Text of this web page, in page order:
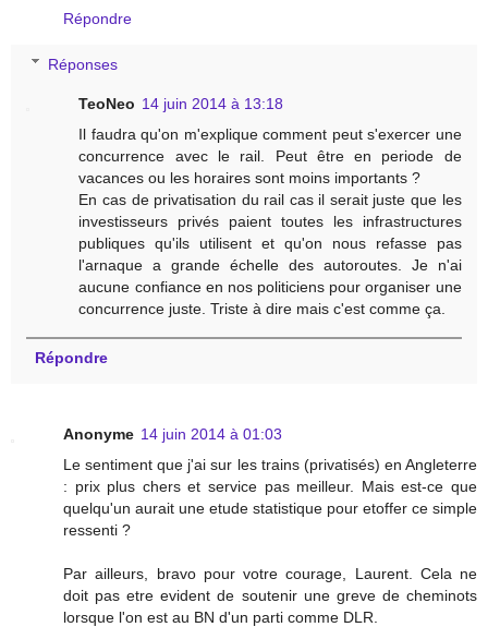
Répondre
Réponses
TeoNeo 14 juin 2014 à 13:18
Il faudra qu'on m'explique comment peut s'exercer une
concurrence avec le rail. Peut être en periode de
vacances ou les horaires sont moins importants ?
En cas de privatisation du rail cas il serait juste que les
investisseurs privés paient toutes les infrastructures
publiques qu'ils utilisent et qu'on nous refasse pas
l'arnaque a grande échelle des autoroutes. Je n'ai
aucune confiance en nos politiciens pour organiser une
concurrence juste. Triste à dire mais c'est comme ça.
Répondre
Anonyme 14 juin 2014 à 01:03
Le sentiment que j'ai sur les trains (privatisés) en Angleterre
: prix plus chers et service pas meilleur. Mais est-ce que
quelqu'un aurait une etude statistique pour etoffer ce simple
ressenti ?
Par ailleurs, bravo pour votre courage, Laurent. Cela ne
doit pas etre evident de soutenir une greve de cheminots
lorsque l'on est au BN d'un parti comme DLR.